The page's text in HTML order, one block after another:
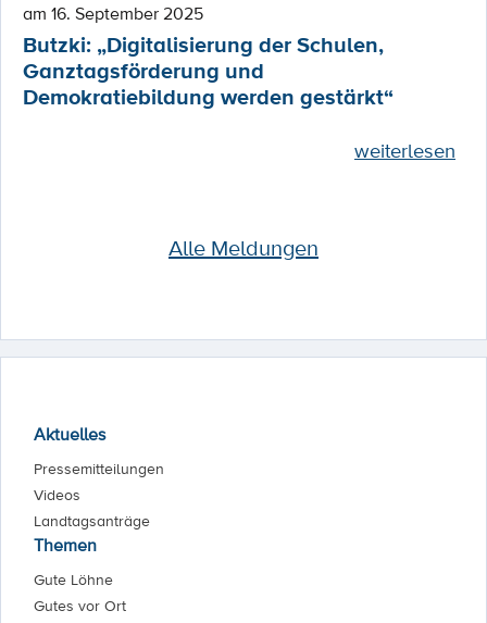
am 16. September 2025
Butzki: „Digitalisierung der Schulen,
Ganztagsförderung und
Demokratiebildung werden gestärkt“
weiterlesen
Alle Meldungen
Aktuelles
Pressemitteilungen
Videos
Landtagsanträge
Themen
Gute Löhne
Gutes vor Ort